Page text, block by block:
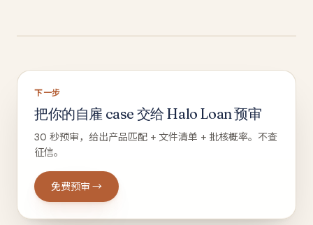
下一步
把你的自雇 case 交给 Halo Loan 预审
30 秒预审，给出产品匹配 + 文件清单 + 批核概率。不查
征信。
免费预审 →